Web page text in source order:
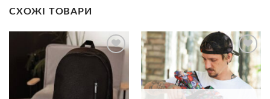
СХОЖІ ТОВАРИ
избранное
В
избранное